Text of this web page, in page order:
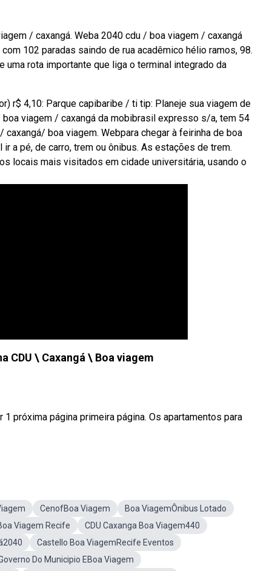
/ caxangá. Weba 2040 cdu / boa viagem / caxangá
102 paradas saindo de rua acadêmico hélio ramos, 98.
rota importante que liga o terminal integrado da
r$ 4,10: Parque capibaribe / ti tip: Planeje sua viagem de
viagem / caxangá da mobibrasil expresso s/a, tem 54
boa viagem. Webpara chegar à feirinha de boa
a pé, de carro, trem ou ônibus. As estações de trem.
locais mais visitados em cidade universitária, usando o
CDU \ Caxangá \ Boa viagem
próxima página primeira página. Os apartamentos para
CenofBoa Viagem
Boa ViagemÔnibus Lotado
Viagem Recife
CDU Caxanga Boa Viagem440
Castello Boa ViagemRecife Eventos
Do Municipio EBoa Viagem